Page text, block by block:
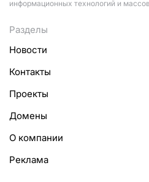
информационных технологий и
Разделы
Новости
Контакты
Проекты
Домены
О компании
Реклама